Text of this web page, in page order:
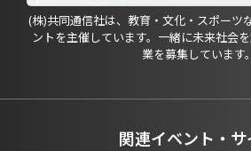
(株)共同通信社は、教育・文化・スポーツ
ントを主催しています。一緒に未来社会
業を募集しています。
関連イベント・サ